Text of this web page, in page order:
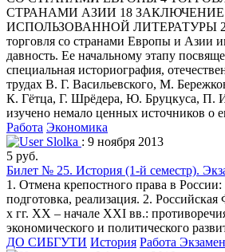
СТРАНАМИ АЗИИ 18
ИСПОЛЬЗОВАННОЙ ЛИТЕРАТУРЫ
торговля со странами Европы и Азии
давность. Ее начальному этапу
специальная историография,
трудах В. Г. Васильевского, М.
К. Гётца, Г. Шрёдера, Ю. Бруцкуса, П.
изучено немало ценных источников о
Работа Экономика
Slolka : 9 ноября 2013
5 руб.
Билет № 25. История (1-й семестр).
1. Отмена крепостного права в
подготовка, реализация. 2.
х гг. ХХ – начале ХХI вв.:
экономического и политического
ДО СИБГУТИ История Работа